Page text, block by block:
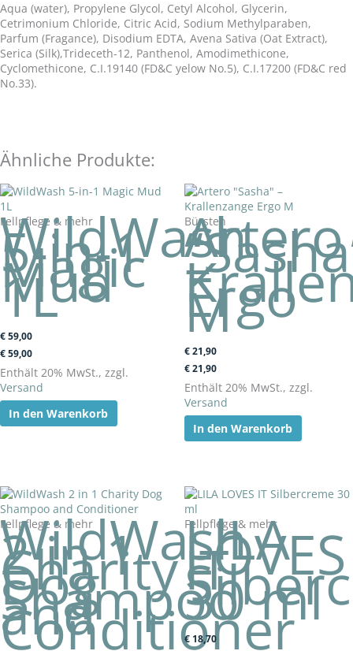
Aqua (water), Propylene Glycol, Cetyl Alcohol, Glycerin,
Cetrimonium Chloride, Citric Acid, Sodium Methylparaben,
Parfum (Fragance), Disodium EDTA, Avena Sativa (Oat Extract),
Serica (Silk),Trideceth-12, Panthenol, Amodimethicone,
Cyclomethicone, C.I.19140 (FD&C yelow No.5), C.I.17200 (FD&C red
No.33).
Ähnliche Produkte:
Fellpflege & mehr
WildWash
5-in-1
Magic
Mud
1L
€59,00
€59,00
Enthält 20% MwSt., zzgl.
Versand
In den Warenkorb
Bürsten
Artero
–
Ergo
M
€21,90
€21,90
Enthält 20% MwSt., zzgl.
Versand
In den Warenkorb
Fellpflege & mehr
WildWash
2 in 1
Charity
Dog
Shampoo
and
Conditioner
Fellpflege & mehr
LILA
LOVES
IT
30 ml
€ 18,70